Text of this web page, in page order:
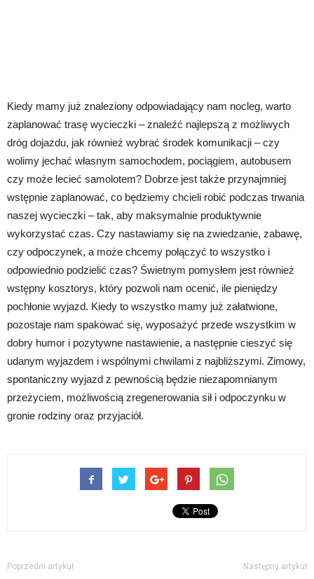
Kiedy mamy już znaleziony odpowiadający nam nocleg, warto
zaplanować trasę wycieczki – znaleźć najlepszą z możliwych
dróg dojazdu, jak również wybrać środek komunikacji – czy
wolimy jechać własnym samochodem, pociągiem, autobusem
czy może lecieć samolotem? Dobrze jest także przynajmniej
wstępnie zaplanować, co będziemy chcieli robić podczas trwania
naszej wycieczki – tak, aby maksymalnie produktywnie
wykorzystać czas. Czy nastawiamy się na zwiedzanie, zabawę,
czy odpoczynek, a może chcemy połączyć to wszystko i
odpowiednio podzielić czas? Świetnym pomysłem jest również
wstępny kosztorys, który pozwoli nam ocenić, ile pieniędzy
pochłonie wyjazd. Kiedy to wszystko mamy już załatwione,
pozostaje nam spakować się, wyposażyć przede wszystkim w
dobry humor i pozytywne nastawienie, a następnie cieszyć się
udanym wyjazdem i wspólnymi chwilami z najbliższymi. Zimowy,
spontaniczny wyjazd z pewnością będzie niezapomnianym
przeżyciem, możliwością zregenerowania sił i odpoczynku w
gronie rodziny oraz przyjaciół.
Poprzedni artykuł Następny artykuł